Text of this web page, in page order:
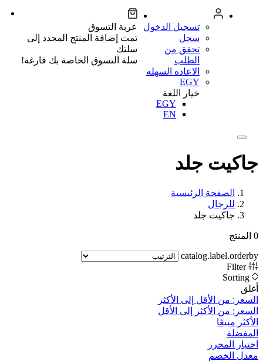
تسجيل الدخول
سجل
تحقق من
الطلب
الاعاده السهله
EGY
خيار اللغة
EGY
EN
عربة التسوق
تمت إضافة المنتج المحدد إلى
سلتك
سلة التسوق الخاصة بك فارغة!
جاكيت جلد
الصفحة الرئيسية
للرجال
جاكيت جلد
0 المنتج
catalog.label.orderby
Filter
Sorting
أغلق
السعر: من الأقل إلى الأكثر
السعر: من الأكثر إلى الأقل
الأكثر مبيعًا
المفضلة
اختيار المحرر
معدل الخصم‎